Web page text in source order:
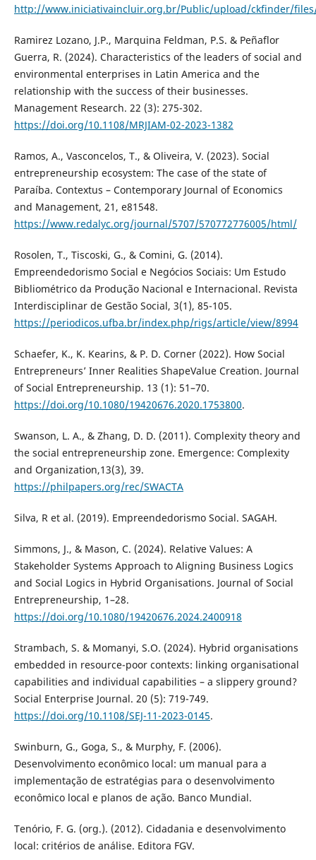
http://www.iniciativaincluir.org.br/Public/upload/ckfinder/files/
Ramirez Lozano, J.P., Marquina Feldman, P.S. & Peñaflor
Guerra, R. (2024). Characteristics of the leaders of social and
environmental enterprises in Latin America and the
relationship with the success of their businesses.
Management Research. 22 (3): 275-302.
https://doi.org/10.1108/MRJIAM-02-2023-1382
Ramos, A., Vasconcelos, T., & Oliveira, V. (2023). Social
entrepreneurship ecosystem: The case of the state of
Paraíba. Contextus – Contemporary Journal of Economics
and Management, 21, e81548.
https://www.redalyc.org/journal/5707/570772776005/html/
Rosolen, T., Tiscoski, G., & Comini, G. (2014).
Empreendedorismo Social e Negócios Sociais: Um Estudo
Bibliométrico da Produção Nacional e Internacional. Revista
Interdisciplinar de Gestão Social, 3(1), 85-105.
https://periodicos.ufba.br/index.php/rigs/article/view/8994
Schaefer, K., K. Kearins, & P. D. Corner (2022). How Social
Entrepreneurs’ Inner Realities ShapeValue Creation. Journal
of Social Entrepreneurship. 13 (1): 51–70.
https://doi.org/10.1080/19420676.2020.1753800.
Swanson, L. A., & Zhang, D. D. (2011). Complexity theory and
the social entrepreneurship zone. Emergence: Complexity
and Organization,13(3), 39.
https://philpapers.org/rec/SWACTA
Silva, R et al. (2019). Empreendedorismo Social. SAGAH.
Simmons, J., & Mason, C. (2024). Relative Values: A
Stakeholder Systems Approach to Aligning Business Logics
and Social Logics in Hybrid Organisations. Journal of Social
Entrepreneurship, 1–28.
https://doi.org/10.1080/19420676.2024.2400918
Strambach, S. & Momanyi, S.O. (2024). Hybrid organisations
embedded in resource-poor contexts: linking organisational
capabilities and individual capabilities – a slippery ground?
Social Enterprise Journal. 20 (5): 719-749.
https://doi.org/10.1108/SEJ-11-2023-0145.
Swinburn, G., Goga, S., & Murphy, F. (2006).
Desenvolvimento econômico local: um manual para a
implementação de estratégias para o desenvolvimento
econômico local e planos de ação. Banco Mundial.
Tenório, F. G. (org.). (2012). Cidadania e desenvolvimento
local: critérios de análise. Editora FGV.